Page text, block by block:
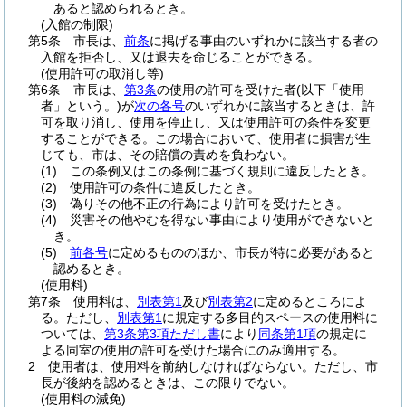
あると認められるとき。
(入館の制限)
第5条
市長は、 前条に掲げる事由のいずれかに該当する者の
入館を拒否し、又は退去を命じることができる。
(使用許可の取消し等)
第6条
市長は、 第3条の使用の許可を受けた者(以下「使用
者」という。)が次の各号のいずれかに該当するときは、許
可を取り消し、使用を停止し、又は使用許可の条件を変更
することができる。
この場合において、使用者に損害が生
じても、市は、その賠償の責めを負わない。
(1)
この条例又はこの条例に基づく規則に違反したとき。
(2)
使用許可の条件に違反したとき。
(3)
偽りその他不正の行為により許可を受けたとき。
(4)
災害その他やむを得ない事由により使用ができないと
き。
(5)
前各号に定めるもののほか、市長が特に必要があると
認めるとき。
(使用料)
第7条
使用料は、 別表第1 及び別表第2に定めるところによ
る。 ただし、 別表第1 に規定する多目的スペースの使用料に
ついては、 第3条第3項ただし書により 同条第1項の規定に
よる同室の使用の許可を受けた場合にのみ適用する。
2
使用者は、使用料を前納しなければならない。 ただし、市
長が後納を認めるときは、この限りでない。
(使用料の減免)